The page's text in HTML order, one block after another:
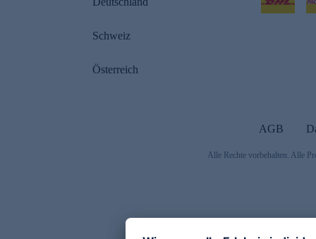
Schweiz
Österreich
AGB
Alle Rechte vorbehalten. Alle